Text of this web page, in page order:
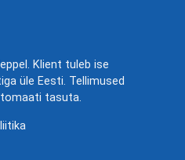
Klient tuleb ise
üle Eesti. Tellimused
tasuta.